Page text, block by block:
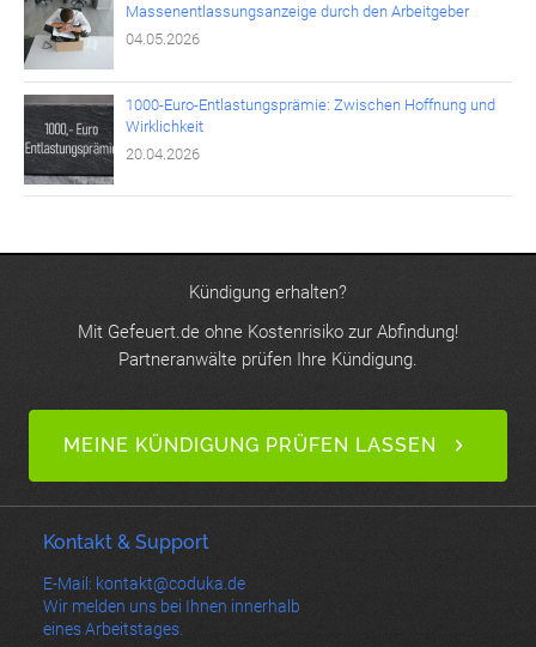
Massenentlassungsanzeige durch den Arbeitgeber
04.05.2026
1000-Euro-Entlastungsprämie: Zwischen Hoffnung und
Wirklichkeit
20.04.2026
Kündigung erhalten?
Mit Gefeuert.de ohne Kostenrisiko zur Abfindung!
Partneranwälte prüfen Ihre Kündigung.
MEINE KÜNDIGUNG PRÜFEN LASSEN
Kontakt & Support
E-Mail: kontakt@coduka.de
Wir melden uns bei Ihnen innerhalb
eines Arbeitstages.